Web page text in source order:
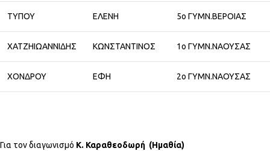
ΤΥΠΟΥ ΕΛΕΝΗ 5ο ΓΥΜΝ.ΒΕΡΟΙΑΣ
ΧΑΤΖΗΙΩΑΝΝΙΔΗΣ ΚΩΝΣΤΑΝΤΙΝΟΣ 1ο ΓΥΜΝ.ΝΑΟΥΣΑΣ
ΧΟΝΔΡΟΥ ΕΦΗ 2ο ΓΥΜΝ.ΝΑΟΥΣΑΣ
Για τον διαγωνισμό Κ. Καραθεοδωρή (Ημαθία)